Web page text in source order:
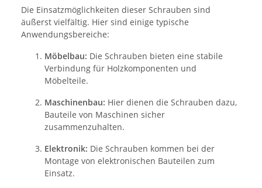
Die Einsatzmöglichkeiten dieser Schrauben sind
äußerst vielfältig. Hier sind einige typische
Anwendungsbereiche:
Möbelbau: Die Schrauben bieten eine stabile
Verbindung für Holzkomponenten und
Möbelteile.
Maschinenbau: Hier dienen die Schrauben dazu,
Bauteile von Maschinen sicher
zusammenzuhalten.
Elektronik: Die Schrauben kommen bei der
Montage von elektronischen Bauteilen zum
Einsatz.